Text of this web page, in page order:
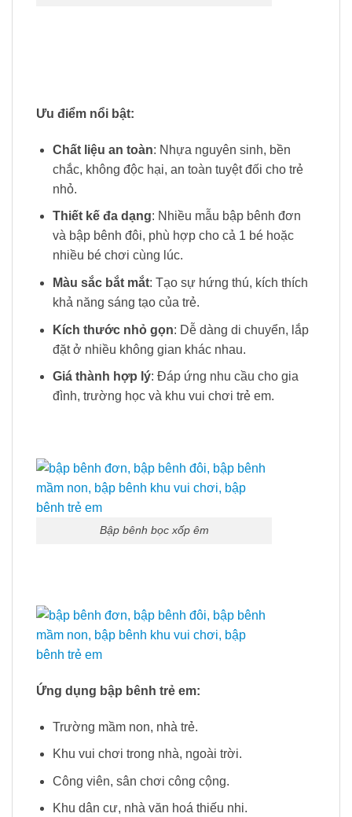
Ưu điểm nổi bật:
Chất liệu an toàn: Nhựa nguyên sinh, bền
chắc, không độc hại, an toàn tuyệt đối cho trẻ
nhỏ.
Thiết kế đa dạng: Nhiều mẫu bập bênh đơn
và bập bênh đôi, phù hợp cho cả 1 bé hoặc
nhiều bé chơi cùng lúc.
Màu sắc bắt mắt: Tạo sự hứng thú, kích thích
khả năng sáng tạo của trẻ.
Kích thước nhỏ gọn: Dễ dàng di chuyển, lắp
đặt ở nhiều không gian khác nhau.
Giá thành hợp lý: Đáp ứng nhu cầu cho gia
đình, trường học và khu vui chơi trẻ em.
Bập bênh bọc xốp êm
Ứng dụng bập bênh trẻ em:
Trường mầm non, nhà trẻ.
Khu vui chơi trong nhà, ngoài trời.
Công viên, sân chơi công cộng.
Khu dân cư, nhà văn hoá thiếu nhi.